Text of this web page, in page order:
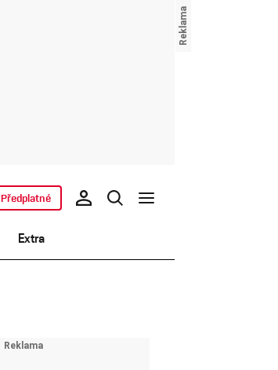
Extra
Předplatné